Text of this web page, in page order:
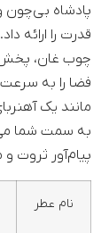
پادشاه بی‌چون
قدرت را ارائه
چوب غان، پخش
فضا را به
مانند یک
به سمت شما
پیام‌آور ثروت
نام عطر